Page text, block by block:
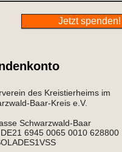
Jetzt spenden!
des Kreistierheims im
Baar-Kreis e.V.​​
Schwarzwald-Baar
6945 0065 0010 628800